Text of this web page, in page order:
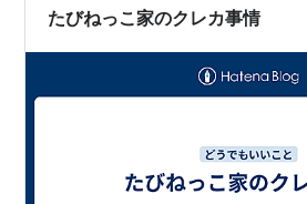
たびねっこ家のクレカ事情